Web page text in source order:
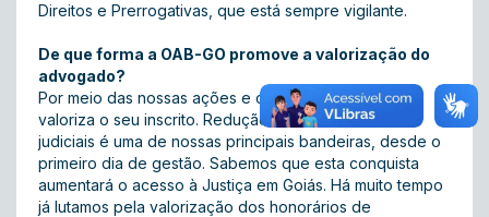
Direitos e Prerrogativas, que está sempre vigilante.
De que forma a OAB-GO promove a valorização do
advogado?
Por meio das nossas ações e campanhas, a OAB-GO
valoriza o seu inscrito. Redução de custas e taxas
judiciais é uma de nossas principais bandeiras, desde o
primeiro dia de gestão. Sabemos que esta conquista
aumentará o acesso à Justiça em Goiás. Há muito tempo
já lutamos pela valorização dos honorários de